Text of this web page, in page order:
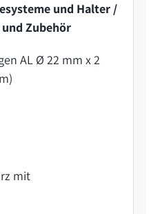
und Halter /
Zubehör
AL Ø 22 mm x 2
mit